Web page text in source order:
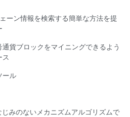
ーン情報を検索する簡単な方法を提
貨ブロックをマイニングできるよう
ス
ール
みのないメカニズムアルゴリズムで